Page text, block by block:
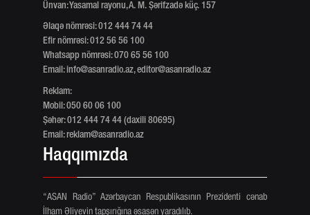
Ünvan: Yasamal rayonu, A. M. Şərifzadə küç. 157
Əlaqə nömrəsi: 012 444 74 44
Efir nömrəsi: 012 56 56 100
Whatsapp nömrəsi: 070 65 56 100
Email:info@asanradio.az,editor@asanradio.az
Reklam:
Mobil: 050 60 06 100
Şəhər: 012 444 74 44 (daxili 80695)
Email:reklam@asanradio.az
Haqqımızda
“ASAN Radio” Azərbaycan Respublikasının Prezidenti cənab
İlham Əliyevin tapşırığına əsasən yaradılıb.